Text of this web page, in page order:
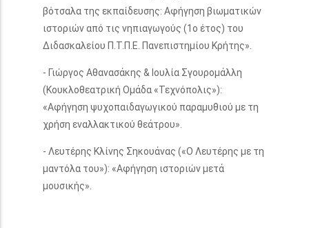
βότσαλα της εκπαίδευσης: Αφήγηση βιωματικών
ιστοριών από τις νηπιαγωγούς (1ο έτος) του
Διδασκαλείου Π.Τ.Π.Ε. Πανεπιστημίου Κρήτης».
- Γιώργος Αθανασάκης & Ιουλία Σγουρομάλλη
(Κουκλοθεατρική Ομάδα «Τεχνόπολις»):
«Αφήγηση ψυχοπαιδαγωγικού παραμυθιού με τη
χρήση εναλλακτικού θεάτρου».
- Λευτέρης Κλίνης Σηκουάνας («Ο Λευτέρης με τη
μαντόλα του»): «Αφήγηση ιστοριών μετά
μουσικής».